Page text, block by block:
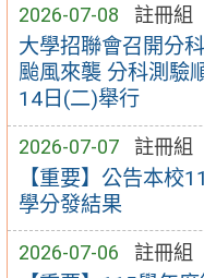
2026-07-08 註冊組
大學招聯會召開分
颱風來襲 分科測驗
14日(二)舉行
2026-07-07 註冊組
【重要】公告本校
學分發結果
2026-07-06 註冊組